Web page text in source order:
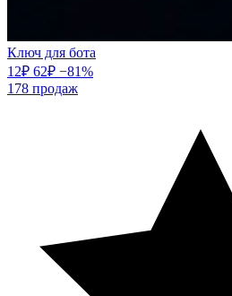
Ключ для бота
12₽ 62₽ −81%
178 продаж